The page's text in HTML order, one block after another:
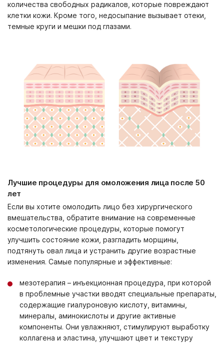
количества свободных радикалов, которые повреждают
клетки кожи. Кроме того, недосыпание вызывает отеки,
темные круги и мешки под глазами.
Лучшие процедуры для омоложения лица после 50
лет
Если вы хотите омолодить лицо без хирургического
вмешательства, обратите внимание на современные
косметологические процедуры, которые помогут
улучшить состояние кожи, разгладить морщины,
подтянуть овал лица и устранить другие возрастные
изменения. Самые популярные и эффективные:
мезотерапия – инъекционная процедура, при которой
в проблемные участки вводят специальные препараты,
содержащие гиалуроновую кислоту, витамины,
минералы, аминокислоты и другие активные
компоненты. Они увлажняют, стимулируют выработку
коллагена и эластина, улучшают цвет и текстуру